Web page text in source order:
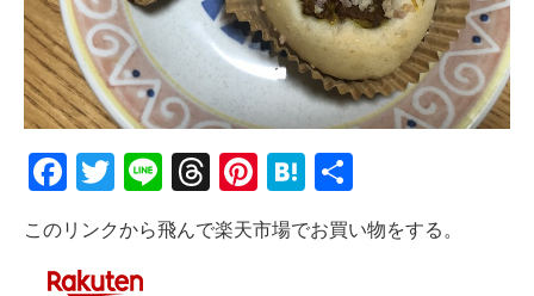
Facebook
Twitter
LineThreads
Pinterest
Hatena
有
このリンクから飛んで楽天市場でお買い物をする。